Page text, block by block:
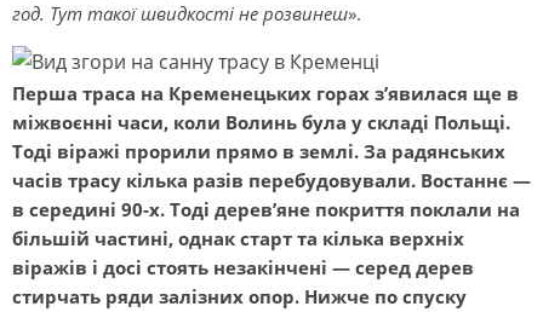
год. Тут такої швидкості не розвинеш».
Перша траса на Кременецьких горах з’явилася ще в
міжвоєнні часи, коли Волинь була у складі Польщі.
Тоді віражі прорили прямо в землі. За радянських
часів трасу кілька разів перебудовували. Востаннє —
в середині 90-х. Тоді дерев’яне покриття поклали на
більшій частині, однак старт та кілька верхніх
віражів і досі стоять незакінчені — серед дерев
стирчать ряди залізних опор. Нижче по спуску